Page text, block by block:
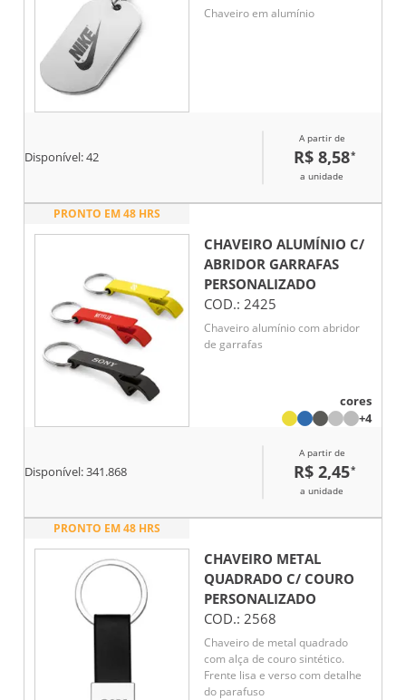
Chaveiro em alumínio
Disponível:42
A partir de
R$ 8,58*
a unidade
PRONTO EM 48 HRS
CHAVEIRO ALUMÍNIO C/
ABRIDOR GARRAFAS
PERSONALIZADO
COD.: 2425
Chaveiro alumínio com abridor
de garrafas
cores
+4
Disponível:341.868
A partir de
R$ 2,45*
a unidade
PRONTO EM 48 HRS
CHAVEIRO METAL
QUADRADO C/ COURO
PERSONALIZADO
COD.: 2568
Chaveiro de metal quadrado
com alça de couro sintético.
Frente lisa e verso com detalhe
do parafuso